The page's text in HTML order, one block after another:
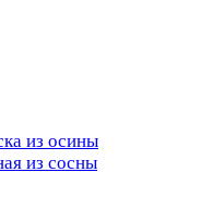
из осины
из сосны